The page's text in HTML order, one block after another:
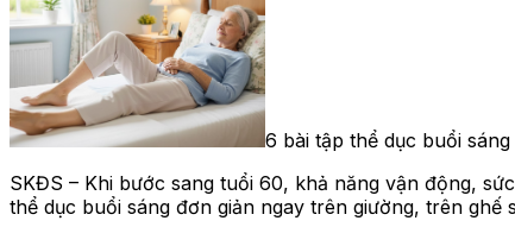
6 bài tập thể dục buổi
SKĐS – Khi bước sang tuổi 60, khả năng vận động,
thể dục buổi sáng đơn giản ngay trên giường, trên